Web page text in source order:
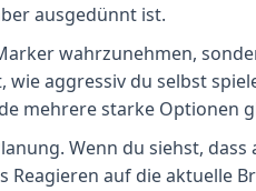
ausgedünnt ist.
wahrzunehmen,
aggressiv du selbst
mehrere starke Optionen
Wenn du siehst,
Reagieren auf die aktuelle